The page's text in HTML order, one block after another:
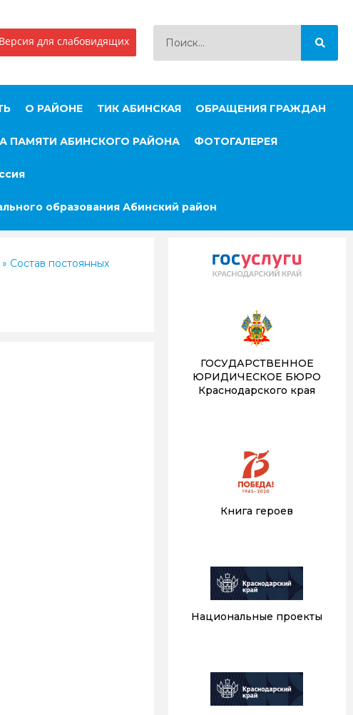
для слабовидящих
О РАЙОНЕ ТИК АБИНСКАЯ ОБРАЩЕНИЯ ГРАЖДАН
ПАМЯТИ АБИНСКОГО РАЙОНА ФОТОГАЛЕРЕЯ
образования Абинский район
» Состав постоянных
ГОСУДАРСТВЕННОЕ
ЮРИДИЧЕСКОЕ БЮРО
Краснодарского края
Книга героев
Национальные проекты